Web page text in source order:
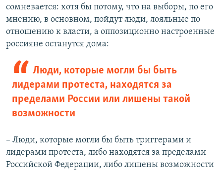
сомневается: хотя бы потому, что на выборы, по его
мнению, в основном, пойдут люди, лояльные по
отношению к власти, а оппозиционно настроенные
россияне останутся дома:
Люди, которые могли бы быть
лидерами протеста, находятся за
пределами России или лишены такой
возможности
– Люди, которые могли бы быть триггерами и
лидерами протеста, либо находятся за пределами
Российской Федерации, либо лишены возможности